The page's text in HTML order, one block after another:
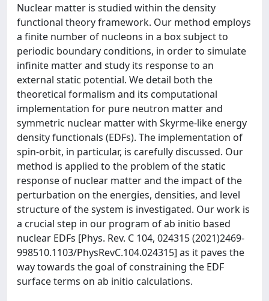
Nuclear matter is studied within the density
functional theory framework. Our method employs
a finite number of nucleons in a box subject to
periodic boundary conditions, in order to simulate
infinite matter and study its response to an
external static potential. We detail both the
theoretical formalism and its computational
implementation for pure neutron matter and
symmetric nuclear matter with Skyrme-like energy
density functionals (EDFs). The implementation of
spin-orbit, in particular, is carefully discussed. Our
method is applied to the problem of the static
response of nuclear matter and the impact of the
perturbation on the energies, densities, and level
structure of the system is investigated. Our work is
a crucial step in our program of ab initio based
nuclear EDFs [Phys. Rev. C 104, 024315 (2021)2469-
998510.1103/PhysRevC.104.024315] as it paves the
way towards the goal of constraining the EDF
surface terms on ab initio calculations.